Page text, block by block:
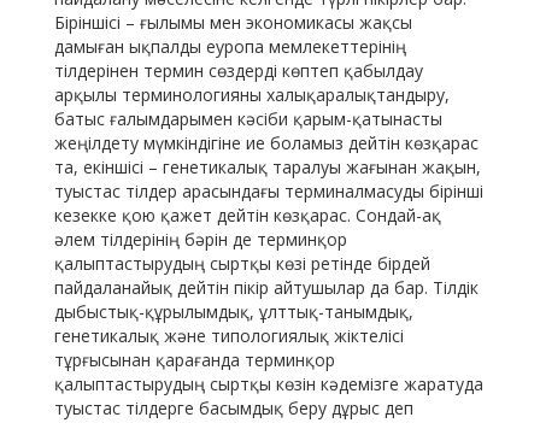
Біріншісі – ғылымы мен экономикасы жақсы
дамыған ықпалды еуропа мемлекеттерінің
тілдерінен термин сөздерді көптеп қабылдау
арқылы терминологияны халықаралықтандыру,
батыс ғалымдарымен кәсіби қарым-қатынасты
жеңілдету мүмкіндігіне ие боламыз дейтін көзқарас
та, екіншісі – генетикалық таралуы жағынан жақын,
туыстас тілдер арасындағы терминалмасуды бірінші
кезекке қою қажет дейтін көзқарас. Сондай-ақ
әлем тілдерінің бәрін де терминқор
қалыптастырудың сыртқы көзі ретінде бірдей
пайдаланайық дейтін пікір айтушылар да бар. Тілдік
дыбыстық-құрылымдық, ұлттық-танымдық,
генетикалық және типологиялық жіктелісі
тұрғысынан қарағанда терминқор
қалыптастырудың сыртқы көзін кәдемізге жаратуда
туыстас тілдерге басымдық беру дұрыс деп